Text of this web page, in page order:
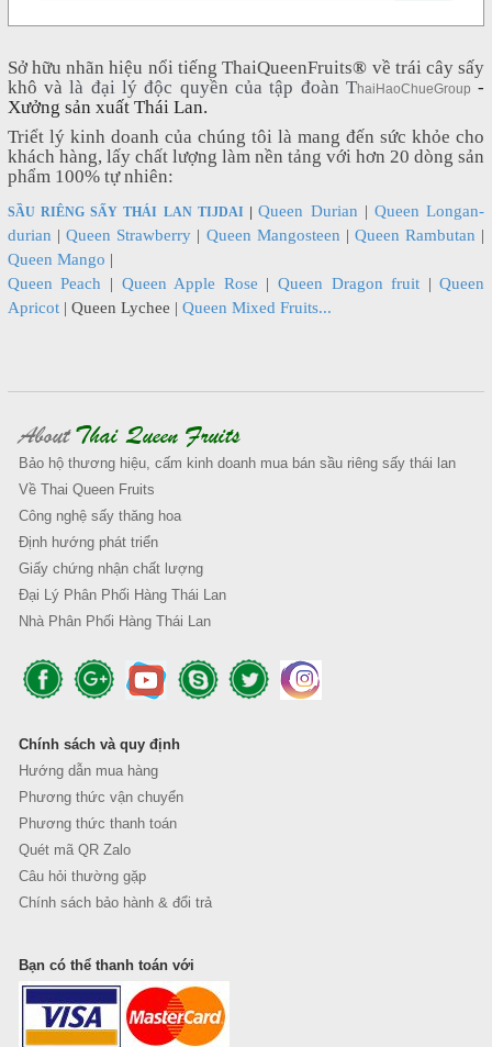
Sở hữu nhãn hiệu nổi tiếng ThaiQueenFruits® về trái cây sấy
khô vàlà đại lý độc quyền của tập đoàn ThaiHaoChueGroup -
Xưởng sản xuất Thái Lan.
Triểt lý kinh doanh của chúng tôi là mang đến sức khỏe cho
khách hàng, lấy chất lượng làm nền tảng với hơn 20 dòng sản
phẩm 100% tự nhiên:
SẦU RIÊNG SẤY THÁI LAN TIJDAI |Queen Durian |Queen Longan-
durian |Queen Strawberry | Queen Mangosteen | Queen Rambutan |
Queen Mango |
Queen Peach | Queen Apple Rose | Queen Dragon fruit |Queen
Apricot | Queen Lychee | Queen Mixed Fruits...
AboutThai Queen Fruits
Bảo hộ thương hiệu, cấm kinh doanh mua bán sầu riêng sấy thái lan
Về Thai Queen Fruits
Công nghệ sấy thăng hoa
Định hướng phát triển
Giấy chứng nhận chất lượng
Đại Lý Phân Phối Hàng Thái Lan
Nhà Phân Phối Hàng Thái Lan
Chính sách và quy định
Hướng dẫn mua hàng
Phương thức vận chuyển
Phương thức thanh toán
Quét mã QR Zalo
Câu hỏi thường gặp
Chính sách bảo hành & đổi trả
Bạn có thể thanh toán với